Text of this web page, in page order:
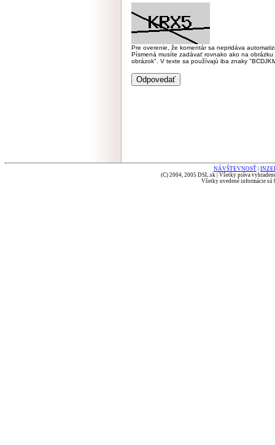
Pre overenie, že komentár sa nepridáva
Písmená musíte zadávať rovnako ako na
obrázok". V texte sa používajú iba znaky
NÁVŠTEVNOSŤ
(C) 2004, 2005 DSL.sk | Všetky práva
Všetky uvedené informácie sú